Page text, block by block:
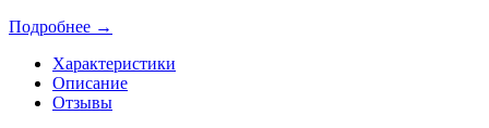
Подробнее →
Характеристики
Описание
Отзывы